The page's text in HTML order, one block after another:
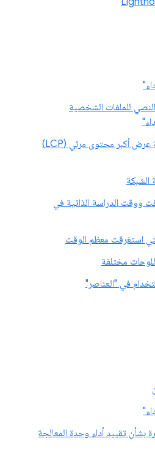
النصي للملفات الشخصية
إتاحة بيانات حقل "سرعة عرض أكبر محتوى مرئي (LCP)
الشبكة
ووقت الدراسة الذاتية في
استغرقت معظم الوقت
مختلفة
في "العناصر"
بشأن تقييد أداء وحدة المعالجة